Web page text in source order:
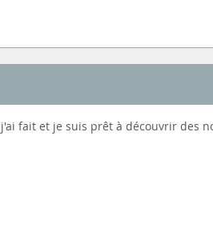
fait et je suis prêt à découvrir des